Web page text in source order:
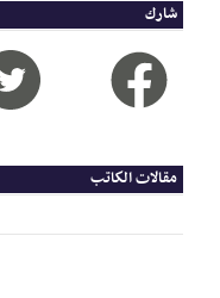
شارك
مقالات الكاتب